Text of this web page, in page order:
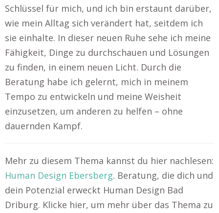
Schlüssel für mich, und ich bin erstaunt darüber,
wie mein Alltag sich verändert hat, seitdem ich
sie einhalte. In dieser neuen Ruhe sehe ich meine
Fähigkeit, Dinge zu durchschauen und Lösungen
zu finden, in einem neuen Licht. Durch die
Beratung habe ich gelernt, mich in meinem
Tempo zu entwickeln und meine Weisheit
einzusetzen, um anderen zu helfen – ohne
dauernden Kampf.
Mehr zu diesem Thema kannst du hier nachlesen:
Human Design Ebersberg. Beratung, die dich und
dein Potenzial erweckt Human Design Bad
Driburg. Klicke hier, um mehr über das Thema zu